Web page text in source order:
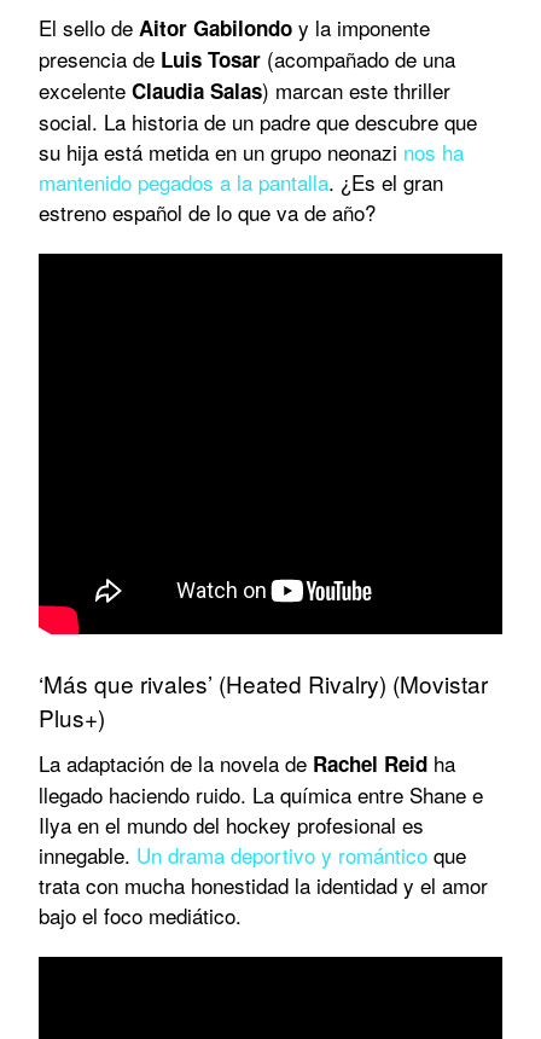
El sello de Aitor Gabilondo y la imponente
presencia de Luis Tosar (acompañado de una
excelente Claudia Salas) marcan este thriller
social. La historia de un padre que descubre que
su hija está metida en un grupo neonazi nos ha
mantenido pegados a la pantalla. ¿Es el gran
estreno español de lo que va de año?
‘Más que rivales’ (Heated Rivalry) (Movistar
Plus+)
La adaptación de la novela de Rachel Reid ha
llegado haciendo ruido. La química entre Shane e
Ilya en el mundo del hockey profesional es
innegable. Un drama deportivo y romántico que
trata con mucha honestidad la identidad y el amor
bajo el foco mediático.